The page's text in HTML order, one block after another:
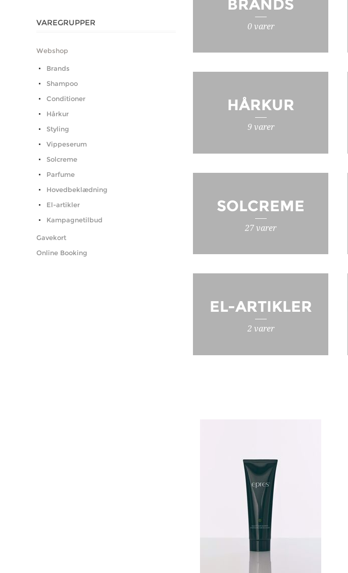
BRANDS
0 varer
HÅRKUR
9 varer
SOLCREME
27 varer
EL-ARTIKLER
2 varer
VAREGRUPPER
Webshop
Brands
Shampoo
Conditioner
Hårkur
Styling
Vippeserum
Solcreme
Parfume
Hovedbeklædning
El-artikler
Kampagnetilbud
Gavekort
Online Booking